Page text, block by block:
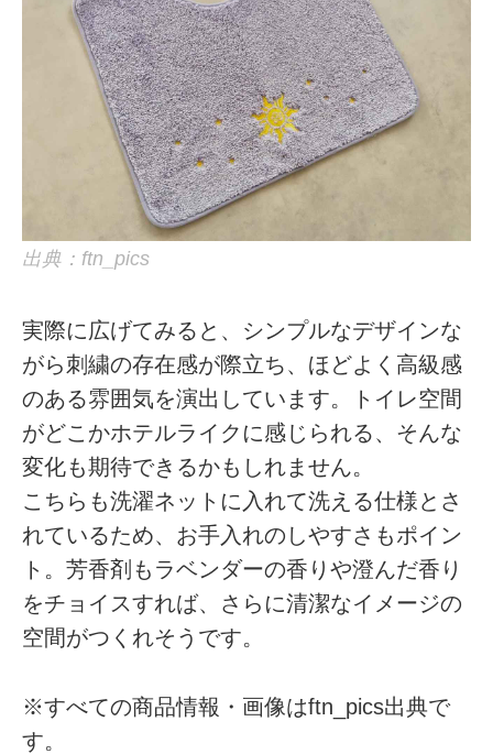
出典：ftn_pics
実際に広げてみると、シンプルなデザインな
がら刺繍の存在感が際立ち、ほどよく高級感
のある雰囲気を演出しています。トイレ空間
がどこかホテルライクに感じられる、そんな
変化も期待できるかもしれません。
こちらも洗濯ネットに入れて洗える仕様とさ
れているため、お手入れのしやすさもポイン
ト。芳香剤もラベンダーの香りや澄んだ香り
をチョイスすれば、さらに清潔なイメージの
空間がつくれそうです。
※すべての商品情報・画像はftn_pics出典で
す。